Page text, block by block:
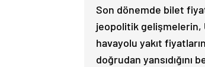
Son dönemde bilet
jeopolitik gelişmelerin,
havayolu yakıt
doğrudan